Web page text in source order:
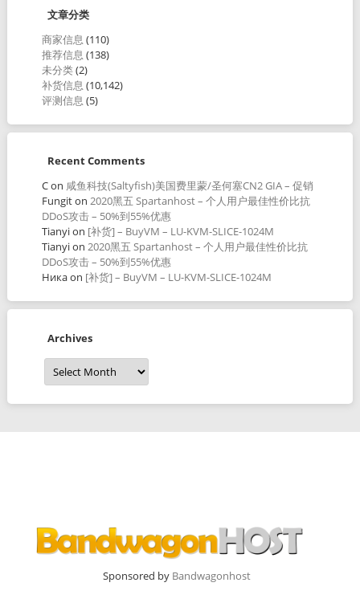
文章分类
商家信息 (110)
推荐信息 (138)
未分类(2)
补货信息 (10,142)
评测信息 (5)
Recent Comments
Con 咸鱼科技(Saltyfish)美国费里蒙/圣何塞CN2 GIA – 促销
Fungiton 2020黑五 Spartanhost – 个人用户最佳性价比抗
DDoS攻击 – 50%到55%优惠
Tianyion [补货] – BuyVM – LU-KVM-SLICE-1024M
Tianyion 2020黑五 Spartanhost – 个人用户最佳性价比抗
DDoS攻击 – 50%到55%优惠
Никаon [补货] – BuyVM – LU-KVM-SLICE-1024M
Archives
Archives
Sponsored by Bandwagonhost